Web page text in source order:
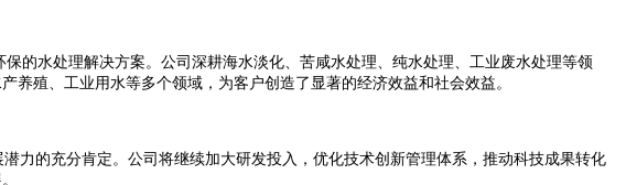
的水处理解决方案。公司深耕海水淡化、苦咸水处理、纯水处理、工业废水处理等领
殖、工业用水等多个领域，为客户创造了显著的经济效益和社会效益。
力的充分肯定。公司将继续加大研发投入，优化技术创新管理体系，推动科技成果转化